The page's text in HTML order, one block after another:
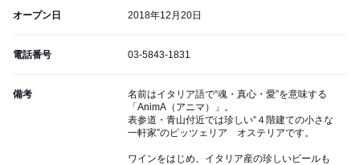
オープン日 2018年12月20日
電話番号 03-5843-1831
備考
名前はイタリア語で“魂・真心・愛”を意味する
「AnimA（アニマ）」。
表参道・青山付近では珍しい“４階建ての小さな
一軒家”のピッツェリア オステリアです。
ワインをはじめ、イタリア産の珍しいビールも